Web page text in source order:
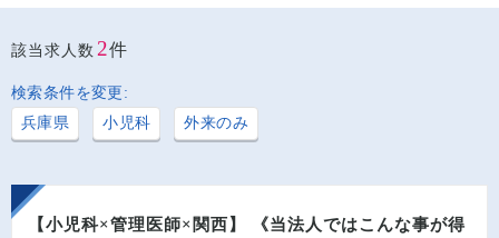
該当求人数 2件
検索条件を変更:
兵庫県
小児科 外来のみ
【小児科×管理医師×関西】 《当法人ではこんな事が得